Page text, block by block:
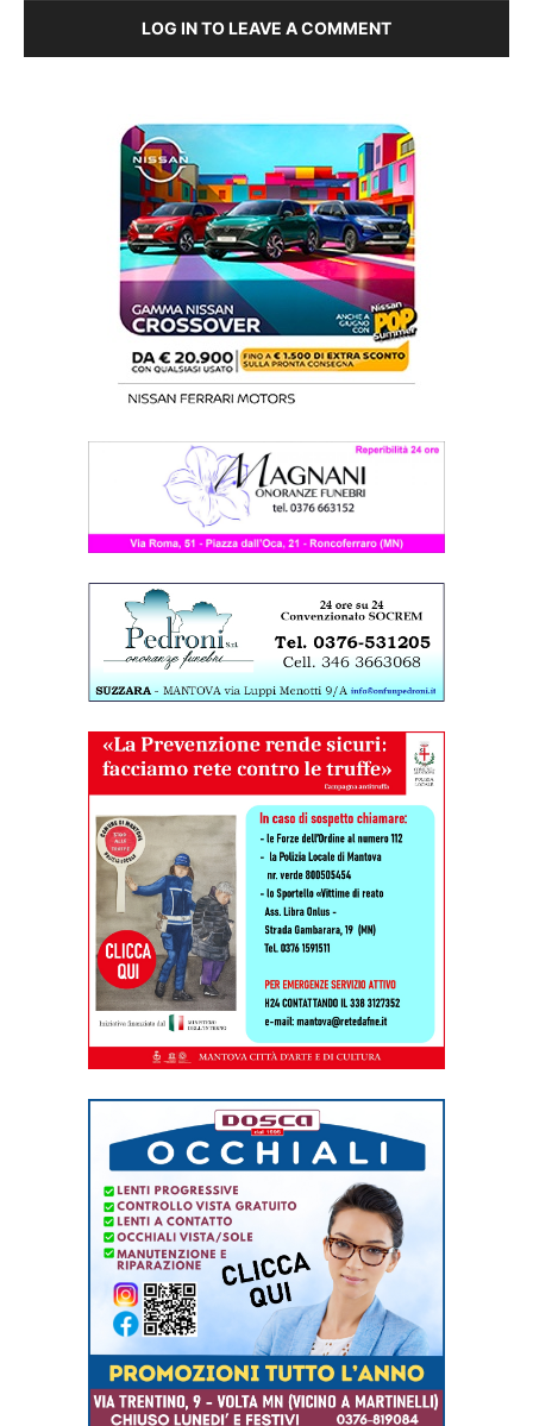
LOG IN TO LEAVE A COMMENT